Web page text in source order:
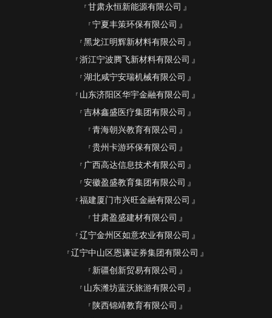
甘肃永恒新能源有限公司
宁夏丰策环保有限公司
黑龙江明辉新材料有限公司
浙江宁波腾飞新材料有限公司
湖北咸宁安瑞机械有限公司
山东济阳区华宇金融有限公司
吉林鑫盛医疗集团有限公司
青海朝兴教育有限公司
贵州卡游环保有限公司
广西高达信息技术有限公司
安徽盈盛教育集团有限公司
福建厦门市兴旺金融有限公司
甘肃盈盛建材有限公司
辽宁金州区如意农业有限公司
辽宁中山区恩谦证券集团有限公司
新疆创新贸易有限公司
山东潍坊蓝沃旅游有限公司
陕西锦靖教育有限公司